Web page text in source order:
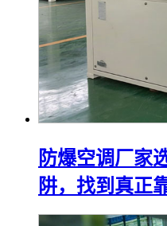
防爆空调厂家
阱，找到真正